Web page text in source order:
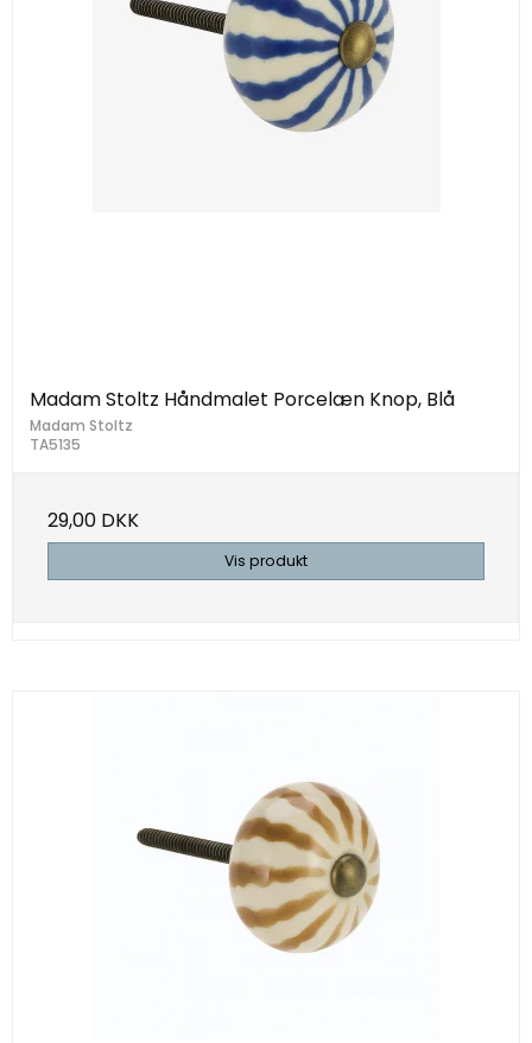
Madam Stoltz Håndmalet Porcelæn Knop, Blå
Madam Stoltz
TA5135
29,00 DKK
Vis produkt